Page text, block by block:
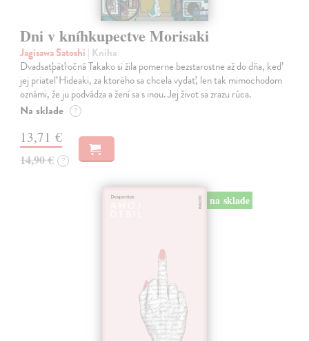
Dni v kníhkupectve Morisaki
Jagisawa Satoshi | Kniha
Dvadsaťpäťročná Takako si žila pomerne bezstarostne až do dňa, keď
jej priateľ Hideaki, za ktorého sa chcela vydať, len tak mimochodom
oznámi, že ju podvádza a žení sa s inou. Jej život sa zrazu rúca.
Na sklade ?
13,71 €
14,90 € ?
na sklade